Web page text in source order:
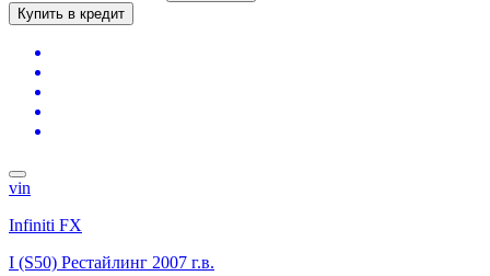
Купить в кредит
vin
Infiniti FX
I (S50) Рестайлинг 2007 г.в.